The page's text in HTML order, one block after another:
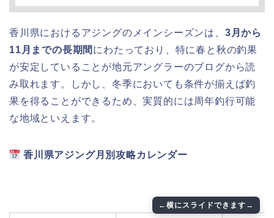
香川県におけるアジングのメインシーズンは、 3月から
11月までの長期間 にわたっており、特に春と秋の釣果
が安定していることが地元アングラーのブログから読
み取れます。しかし、冬季においても条件が揃えば釣
果を得ることができるため、実質的には周年釣行可能
な地域といえます。
香川県アジング月別攻略カレンダー